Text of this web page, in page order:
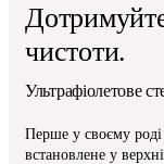
чистоти.
Ультрафіолетове
Перше у своєму роді
встановлене у